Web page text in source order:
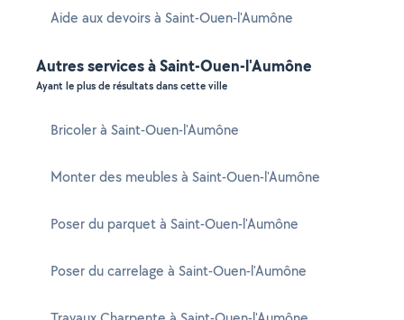
Aide aux devoirs à Saint-Ouen-l'Aumône
Autres services à Saint-Ouen-l'Aumône
Ayant le plus de résultats dans cette ville
Bricoler à Saint-Ouen-l'Aumône
Monter des meubles à Saint-Ouen-l'Aumône
Poser du parquet à Saint-Ouen-l'Aumône
Poser du carrelage à Saint-Ouen-l'Aumône